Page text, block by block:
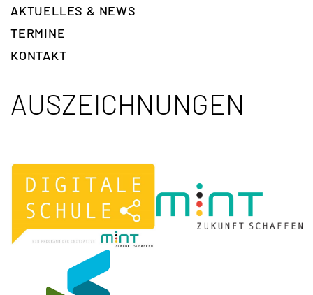
AKTUELLES & NEWS
TERMINE
KONTAKT
AUSZEICHNUNGEN